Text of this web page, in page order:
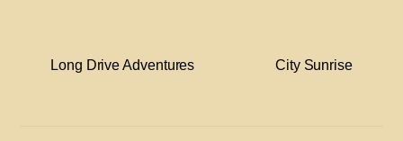
Long Drive Adventures City Sunrise